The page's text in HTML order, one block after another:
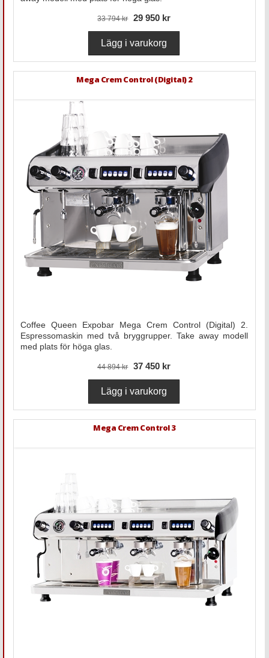
33 794 kr 29 950 kr
Mega Crem Control (Digital) 2
Coffee Queen Expobar Mega Crem Control (Digital) 2.
Espressomaskin med två bryggrupper. Take away modell
med plats för höga glas.
44 894 kr 37 450 kr
Mega Crem Control 3